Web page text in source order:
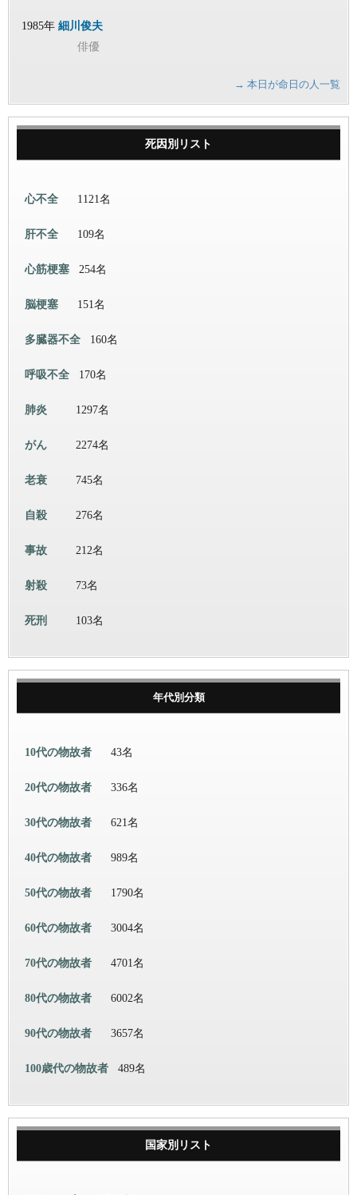
1985年 細川俊夫
俳優
→ 本日が命日の人一覧
死因別リスト
心不全 1121名
肝不全 109名
心筋梗塞 254名
脳梗塞 151名
多臓器不全 160名
呼吸不全 170名
肺炎 1297名
がん 2274名
老衰 745名
自殺 276名
事故 212名
射殺 73名
死刑 103名
年代別分類
10代の物故者 43名
20代の物故者 336名
30代の物故者 621名
40代の物故者 989名
50代の物故者 1790名
60代の物故者 3004名
70代の物故者 4701名
80代の物故者 6002名
90代の物故者 3657名
100歳代の物故者 489名
国家別リスト